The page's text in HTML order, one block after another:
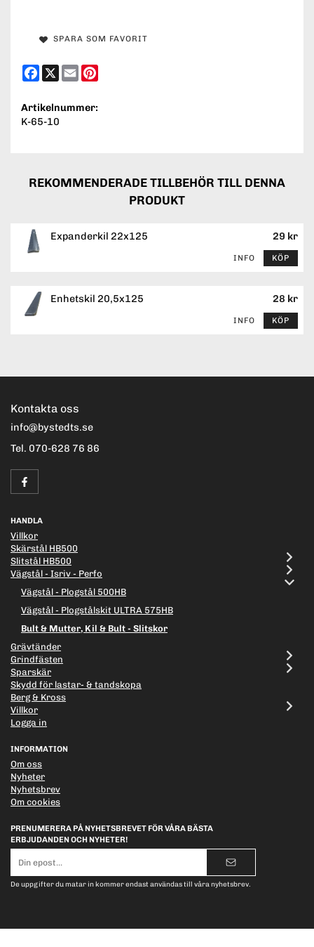
SPARA SOM FAVORIT
Facebook
X Email
Artikelnummer:
K-65-10
REKOMMENDERADE TILLBEHÖR TILL DENNA
PRODUKT
Expanderkil 22x125 29 kr
INFO KÖP
Enhetskil 20,5x125 28 kr
INFO KÖP
Kontakta oss
info@bystedts.se
Tel. 070-628 76 86
HANDLA
Villkor
Skärstål HB500
Slitstål HB500
Vägstål - Isriv - Perfo
Vägstål - Plogstål 500HB
Vägstål - Plogstålskit ULTRA 575HB
Bult & Mutter, Kil & Bult - Slitskor
Grävtänder
Grindfästen
Sparskär
Skydd för lastar- & tandskopa
Berg & Kross
Villkor
Logga in
INFORMATION
Om oss
Nyheter
Nyhetsbrev
Om cookies
PRENUMERERA PÅ NYHETSBREVET FÖR VÅRA BÄSTA
ERBJUDANDEN OCH NYHETER!
postadress
De uppgifter du matar in kommer endast användas till våra nyhetsbrev.